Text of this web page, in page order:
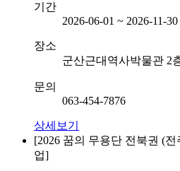
기간
2026-06-01 ~ 2026-11-30
장소
군산근대역사박물관 2
문의
063-454-7876
상세보기
[2026 꿈의 무용단 전북권 (
업]